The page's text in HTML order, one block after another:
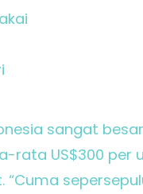
sangat
rata US$300 per